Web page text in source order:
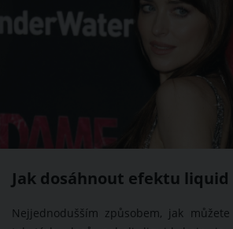
Jak dosáhnout efektu liquid
Nejjednodušším způsobem, jak